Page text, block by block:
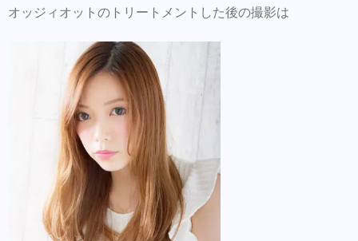
オッジィオットのトリートメントした後の撮影は